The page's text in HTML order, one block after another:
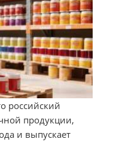
российский
продукции,
и выпускает